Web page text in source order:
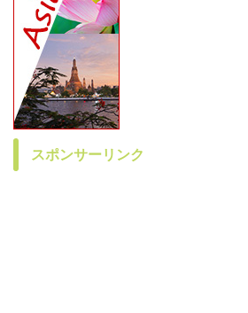
スポンサーリンク